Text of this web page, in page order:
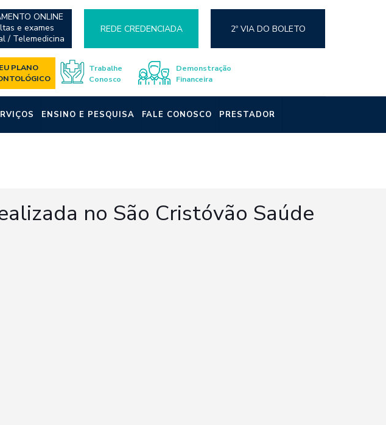
ONLINE
e exames
/ Telemedicina
REDE CREDENCIADA 2º VIA DO BOLETO
PLANO
Trabalhe
Conosco
Demonstração
Financeira
ENSINO E PESQUISA FALE CONOSCO PRESTADOR
no São Cristóvão Saúde